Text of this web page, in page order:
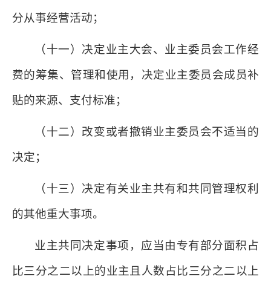
分从事经营活动；
（十一）决定业主大会、业主委员会工作经
费的筹集、管理和使用，决定业主委员会成员补
贴的来源、支付标准；
（十二）改变或者撤销业主委员会不适当的
决定；
（十三）决定有关业主共有和共同管理权利
的其他重大事项。
业主共同决定事项，应当由专有部分面积占
比三分之二以上的业主且人数占比三分之二以上